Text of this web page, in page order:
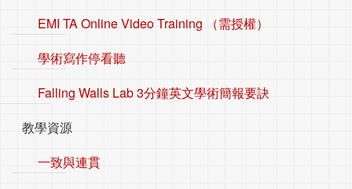
EMI TA Online Video Training （需授權）
學術寫作停看聽
Falling Walls Lab 3分鐘英文學術簡報要訣
教學資源
一致與連貫